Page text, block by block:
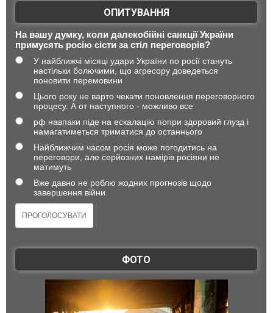
ОПИТУВАННЯ
На вашу думку, коли далекобійні санкції України
примусять росію сісти за стіл переговорів?
У найближчі місяці удари України по росії стануть
настільки болючими, що агресору доведеться
поновити перемовини
Цього року не варто чекати поновлення переговорного
процесу. А от наступного - можливо все
рф навпаки піде на ескалацію попри здоровий глузд і
намагатиметься триматися до останнього
Найближчим часом росія може погодитись на
переговори, але серйозних намірів росіяни не
матимуть
Вже давно не роблю жодних прогнозів щодо
завершення війни
ФОТО